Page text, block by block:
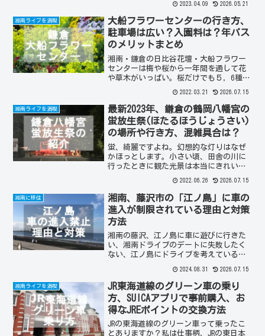
知りたい、湘南ゴールドを収穫するまで
の工程を知りたい、果物の「湘南ゴール
ド」は市場に出回る数が少ないので自分
で「湘南ゴールド」の苗木を購入して育
てるとより楽しい！
2023.04.09 2026.05.21
湘南ライフを満喫
大船フラワーセンターの行き方、
駐車場は広い？入園料は？年パス
のメリットまとめ
湘南・鎌倉の日比谷花壇・大船フラワー
センターは梅や桜から一年間を通して花
や草木がいっぱい。桜だけでも５，6種類
に楽しむことができる公園です。
2022.03.21 2026.07.15
湘南ライフを満喫
最新2023年、鎌倉の鶴岡八幡宮の
蛍放生祭(ほたるほうじょうさい)
の場所や行き方、混雑具合は？
蛍、綺麗ですよね。幻想的な灯りはなぜ
かほっとします。小さい頃、田舎の川に
行ったときに観た光景は本当にきれいで
南の鎌倉や藤沢でも幾つかのポイントに
自然の蛍が生息しているのをご存知でし
ょうか？その中で今日は鎌倉八幡宮の蛍
放生祭について紹介します。
2022.06.26 2026.07.15
湘南に移住
湘南、藤沢市の「江ノ島」に車の
進入が制限されている理由と対策
方法
湘南の藤沢、江ノ島に車に遊びに行きた
い、湘南ドライブのデートに失敗したく
ない、江ノ島にドライブを考えている、
30年ぶりの閉鎖、現時点（2024年8月
末）で湘南の藤沢、江の島の島内には毎
週の土曜日、日曜日、及び休日の5時から
22時までは侵入が禁止されています。（7
月から8月の5時から22時までも同様に禁
止されています。）
2024.08.31 2026.07.15
湘南ライフを満喫
JR東海道線のグリーン車の乗り
方、SUICAアプリで事前購入、お
得なJREポイントの交換方法
JRの東海道線のグリーン車って乗ったこ
とありますか？私は仕事柄、JRの東日本